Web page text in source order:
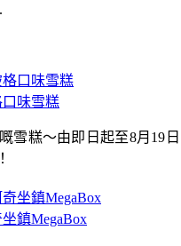
口味雪糕
雪糕～由即日起至8月19
鎮MegaBox